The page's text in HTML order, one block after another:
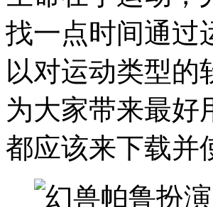
找一点时间通过
以对运动类型的
为大家带来最好
都应该来下载并